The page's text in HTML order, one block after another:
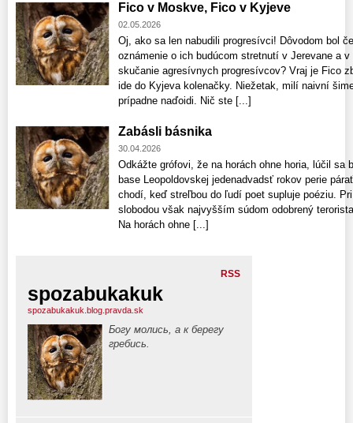
Fico v Moskve, Fico v Kyjeve
02.05.2026
Oj, ako sa len nabudili progresívci! Dôvodom bol
oznámenie o ich budúcom stretnutí v Jerevane a
skučanie agresívnych progresívcov? Vraj je Fico
ide do Kyjeva kolenačky. Niežetak, milí naivní
prípadne naďoidi. Nič ste [...]
Zabásli básnika
30.04.2026
Odkážte grófovi, že na horách ohne horia, lúčil
base Leopoldovskej jedenadvadsť rokov perie
chodí, keď streľbou do ľudí poet supluje poéziu.
slobodou však najvyšším súdom odobrený
Na horách ohne [...]
RSS
spozabukakuk
spozabukakuk.blog.pravda.sk
Богу молись, а к берегу
гребись.